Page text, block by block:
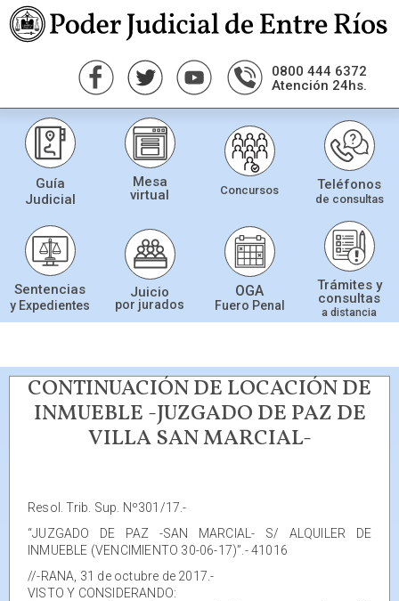
0800 444 6372
Atención 24hs.
Guía
Judicial
Mesa
virtual
Concursos Teléfonos
de consultas
Sentencias
y Expedientes
Juicio
por jurados
OGA
Fuero Penal
Trámites y
consultas
a distancia
CONTINUACIÓN DE LOCACIÓN DE
INMUEBLE -JUZGADO DE PAZ DE
VILLA SAN MARCIAL-
Resol. Trib. Sup. Nº301/17.-
“JUZGADO DE PAZ -SAN MARCIAL- S/ ALQUILER DE
INMUEBLE (VENCIMIENTO 30-06-17)”.- 41016
//-RANA, 31 de octubre de 2017.-
VISTO Y CONSIDERANDO: